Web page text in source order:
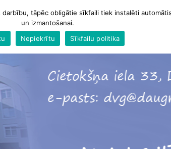
tāpēc obligātie sīkfaili tiek instalēti
un izmantošanai.
Nepiekrītu Sīkfailu politika